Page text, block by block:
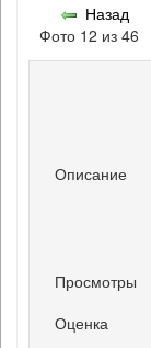
Назад
Фото 12 из 46
Описание
Просмотры
Оценка